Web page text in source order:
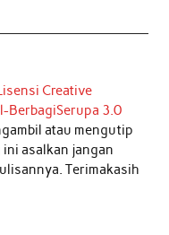
Creative
BerbagiSerupa 3.0
atau mengutip
asalkan jangan
Terimakasih